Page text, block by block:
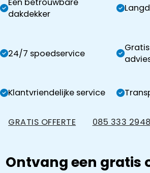
dakdekker
24/7 spoedservice
Klantvriendelijke service
GRATIS OFFERTE 085 333 2948
Ontvang een gratis